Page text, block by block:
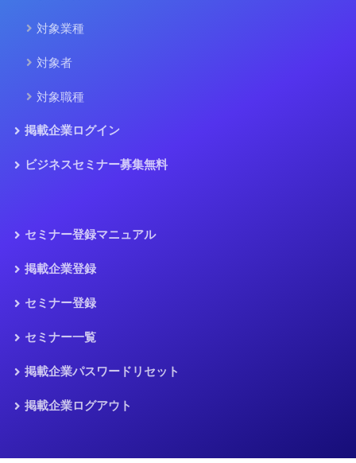
対象業種
対象者
対象職種
掲載企業ログイン
ビジネスセミナー募集無料
セミナー登録マニュアル
掲載企業登録
セミナー登録
セミナー一覧
掲載企業パスワードリセット
掲載企業ログアウト